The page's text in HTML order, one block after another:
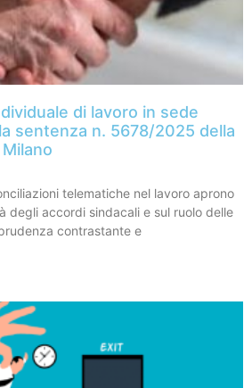
di lavoro in sede
sentenza n. 5678/2025 della
telematiche nel lavoro aprono
degli accordi sindacali e sul ruolo delle
contrastante e